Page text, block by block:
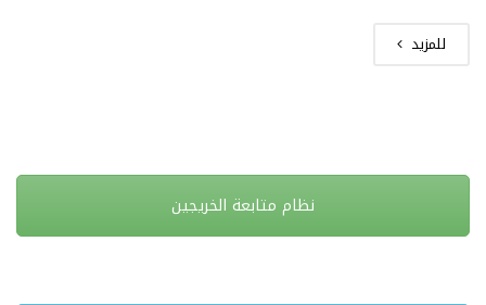
للمزيد
نظام متابعة الخريجين